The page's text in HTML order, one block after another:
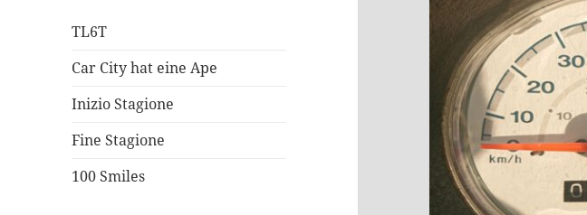
TL6T
Car City hat eine Ape
Inizio Stagione
Fine Stagione
100 Smiles